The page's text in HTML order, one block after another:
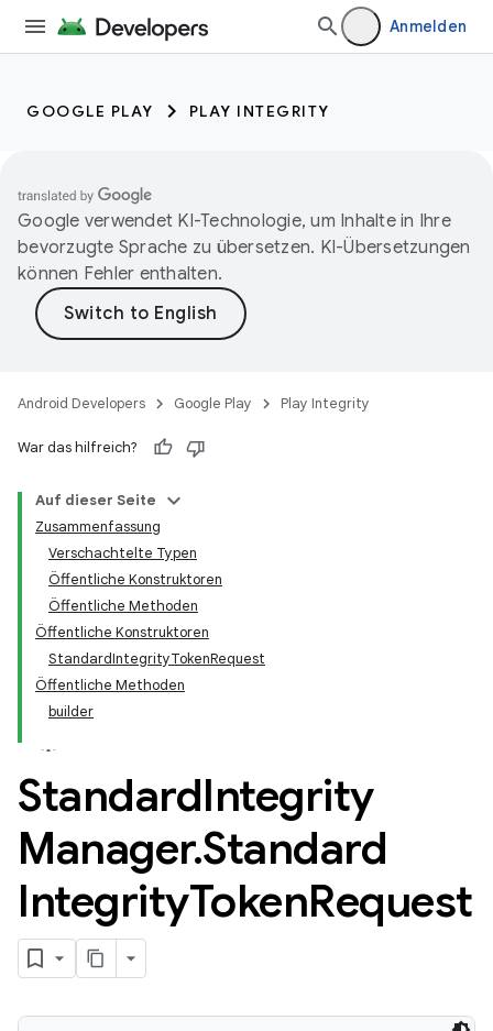
Anmelden
GOOGLE PLAY PLAY INTEGRITY
Google verwendet KI-Technologie, um Inhalte in Ihre
bevorzugte Sprache zu übersetzen. KI-Übersetzungen
können Fehler enthalten.
Android Developers Google Play Play Integrity
War das hilfreich?
Auf dieser Seite
Zusammenfassung
Verschachtelte Typen
Öffentliche Konstruktoren
Öffentliche Methoden
Öffentliche Konstruktoren
StandardIntegrityTokenRequest
Öffentliche Methoden
builder
StandardIntegrity
Manager.Standard
IntegrityTokenRequest